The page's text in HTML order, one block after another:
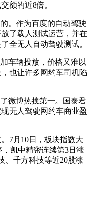
额的近8倍。
。作为百度的自动驾驶
了载人测试运营，并在
全无人自动驾驶测试。
车辆投放，价格又难以
也让许多网约车司机陷
微博热搜第一。国泰君
无人驾驶网约车商业盈
7月10日，板块指数大
凯中精密连续第3日涨
、千方科技等近20股涨